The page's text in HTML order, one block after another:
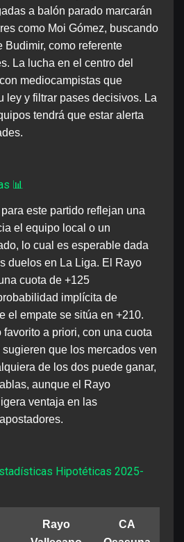
a balón parado marcarán
como Moi Gómez, buscando
Budimir, como referente
La lucha en el centro del
mediocampistas que
ley y filtrar pases decisivos. La
tendrá que estar alerta
📊
este partido reflejan una
el equipo local o un
lo cual es esperable dada
duelos en La Liga. El Rayo
cuota de +125
implícita de
el empate se sitúa en +210.
a priori, con una cuota
que los mercados ven
de los dos puede ganar,
aunque el Rayo
ventaja en las
Hipotéticas 2025-
Rayo
CA